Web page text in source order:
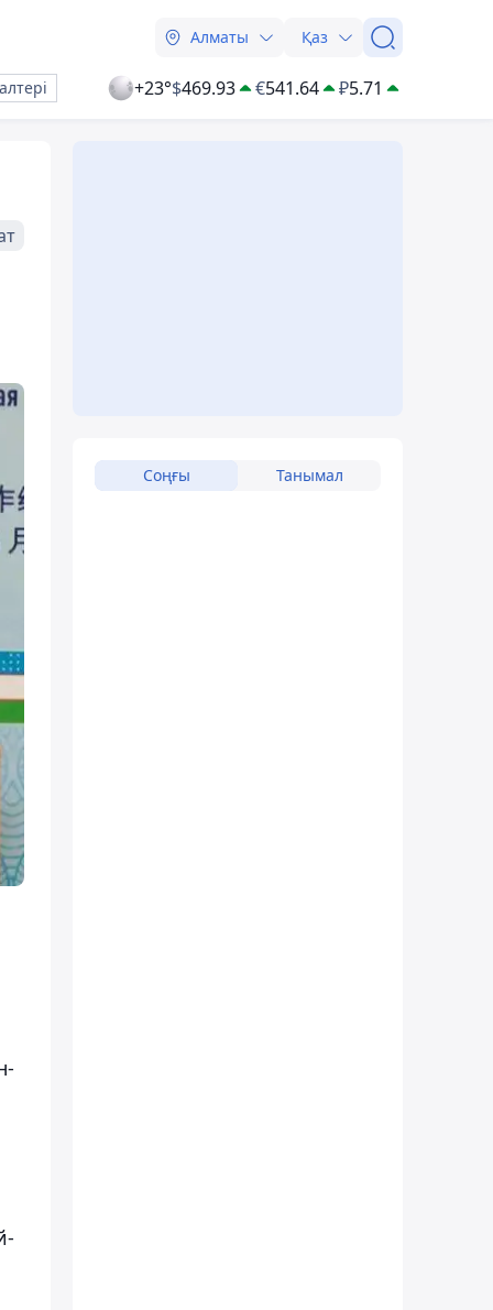
Алматы Қаз
+23°$469.93 €541.64 ₽5.71
Соңғы Танымал